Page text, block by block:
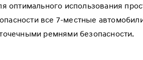
использования
все 7-местные
ремнями безопасности.